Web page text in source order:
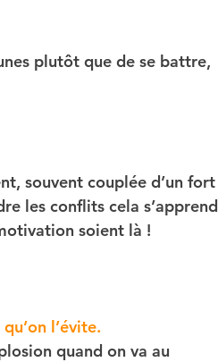
plutôt que de se battre,
souvent couplée d’un fort
les conflits cela s’apprend
soient là !
l’évite.
quand on va au